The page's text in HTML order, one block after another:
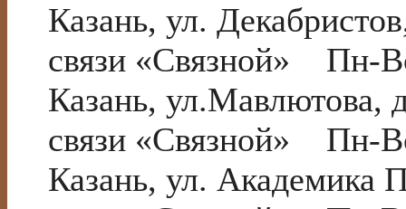
Казань, ул.
связи «Связной» Пн-
Казань,
связи «Связной» Пн-
Казань, ул.